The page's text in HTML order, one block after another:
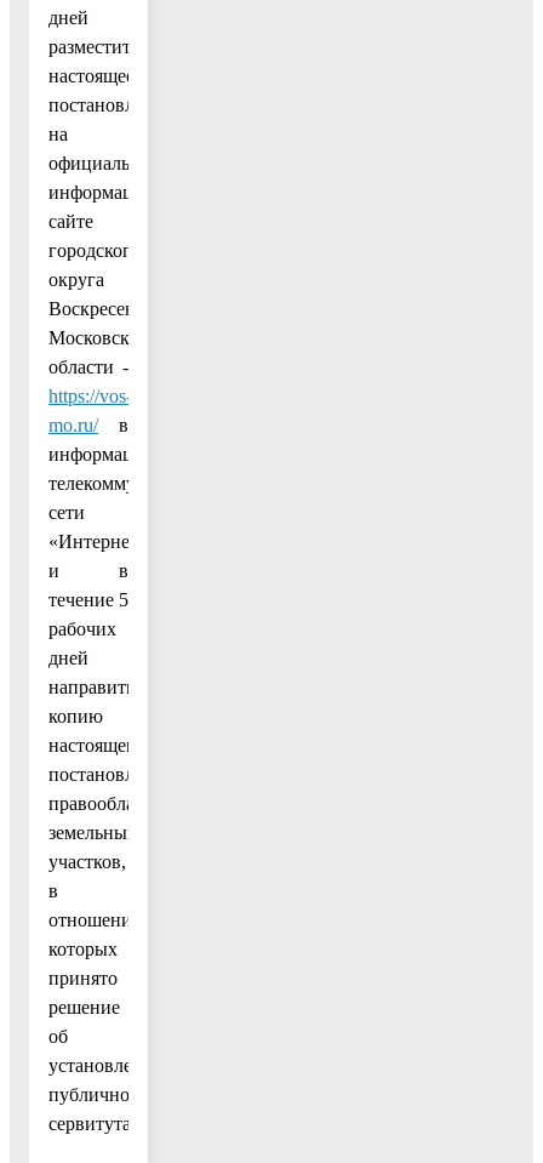
дней
разместить
настоящее
постановление
на
официальном
информационном
сайте
городского
округа
Воскресенск
Московской
области -
https://vos-
mo.ru/в
информационно-
телекоммуникационной
сети
«Интернет»
и в
течение 5
рабочих
дней
направить
копию
настоящего
постановления
правообладателям
земельных
участков,
в
отношении
которых
принято
решение
об
установлении
публичного
сервитута.